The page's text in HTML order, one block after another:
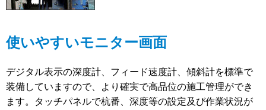
使いやすいモニター画面
デジタル表示の深度計、フィード速度計、傾斜計を標準で
装備していますので、より確実で高品位の施工管理ができ
ます。タッチパネルで杭番、深度等の設定及び作業状況が